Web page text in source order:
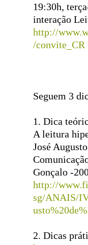
19:30h,
interação
http://
/convite_CR
Seguem 3
1. Dica
A leitura
José
Gonçalo -
http://
sg/ANAIS/
2. Dicas